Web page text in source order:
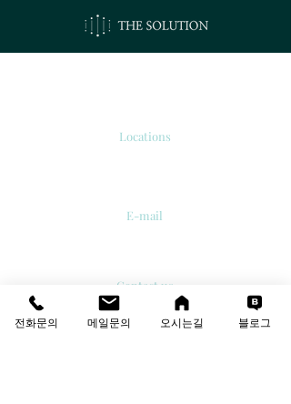
Locations
E-mail
Contact us
T:02-6081-8700
F:02-6081-8701
전화문의 메일문의 오시는길 블로그